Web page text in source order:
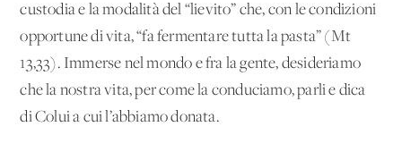
custodia e la modalità del “lievito” che, con le condizioni
opportune di vita, “fa fermentare tutta la pasta” (Mt
13,33). Immerse nel mondo e fra la gente, desideriamo
che la nostra vita, per come la conduciamo, parli e dica
di Colui a cui l’abbiamo donata.